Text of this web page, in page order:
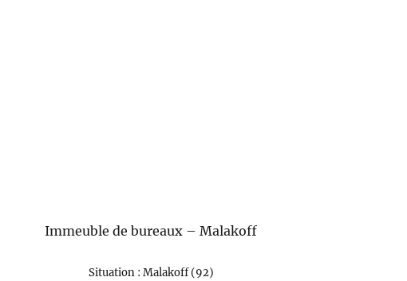
Immeuble de bureaux – Malakoff
Situation : Malakoff (92)